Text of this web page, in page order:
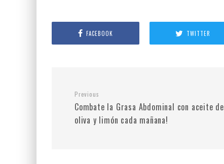
FACEBOOK TWITTER
Previous
Combate la Grasa Abdominal con aceite de
oliva y limón cada mañana!